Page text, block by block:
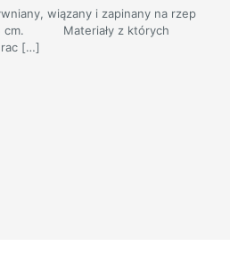
wiązany i zapinany na rzep
cm. Materiały z których
[…]